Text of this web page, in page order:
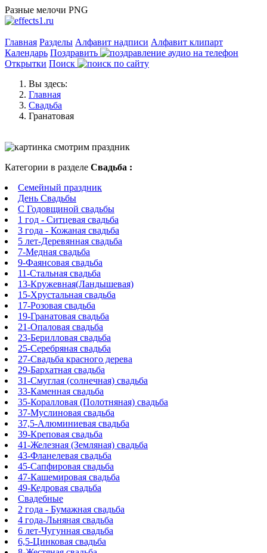
Разные мелочи PNG
Главная Разделы Алфавит надписи Алфавит клипарт
Календарь Поздравить
Открытки Поиск
Вы здесь:
Главная
Свадьба
Гранатовая
Категории в разделе Свадьба :
Семейный праздник
День Свадьбы
C Годовщиной свадьбы
1 год - Ситцевая свадьба
3 года - Кожаная свадьба
5 лет-Деревянная свадьба
7-Медная свадьба
9-Фаянсовая свадьба
11-Стальная свадьба
13-Кружевная(Ландышевая)
15-Хрустальная свадьба
17-Розовая свадьба
19-Гранатовая свадьба
21-Опаловая свадьба
23-Берилловая свадьба
25-Серебряная свадьба
27-Свадьба красного дерева
29-Бархатная свадьба
31-Смуглая (солнечная) свадьба
33-Каменная свадьба
35-Коралловая (Полотняная) свадьба
37-Муслиновая свадьба
37,5-Алюминиевая свадьба
39-Креповая свадьба
41-Железная (Земляная) свадьба
43-Фланелевая свадьба
45-Сапфировая свадьба
47-Кашемировая свадьба
49-Кедровая свадьба
Свадебные
2 года - Бумажная свадьба
4 года-Льняная свадьба
6 лет-Чугунная свадьба
6,5-Цинковая свадьба